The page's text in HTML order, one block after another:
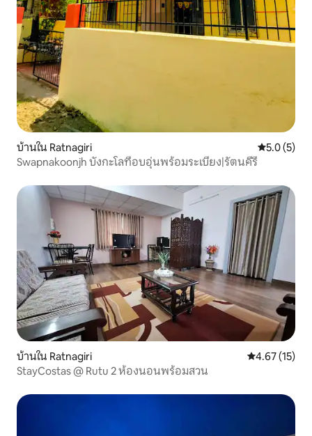
บ้านใน Ratnagiri คะแนนเฉลี่
5.0 (5)
Swapnakoonjh บังกะโลที่อบอุ่นพร้อมระเบียง|รัตนคีรี
บ้านใน Ratnagiri คะแนนเฉลี่ย
4.67 (15)
StayCostas @ Rutu 2 ห้องนอนพร้อมสวน